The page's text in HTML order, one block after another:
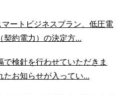
ートビジネスプラン、低圧電
契約電力）の決定方...
で検針を行わせていただきま
たお知らせが入ってい...